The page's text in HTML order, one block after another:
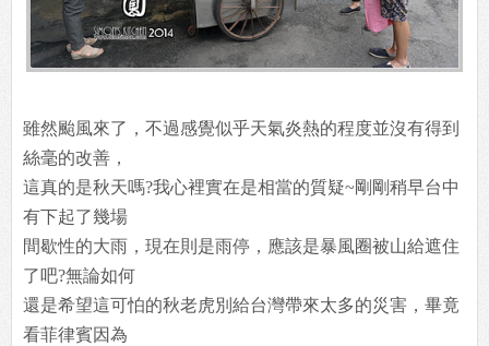
雖然颱風來了，不過感覺似乎天氣炎熱的程度並沒有得到
絲毫的改善，
這真的是秋天嗎?我心裡實在是相當的質疑~剛剛稍早台中
有下起了幾場
間歇性的大雨，現在則是雨停，應該是暴風圈被山給遮住
了吧?無論如何
還是希望這可怕的秋老虎別給台灣帶來太多的災害，畢竟
看菲律賓因為